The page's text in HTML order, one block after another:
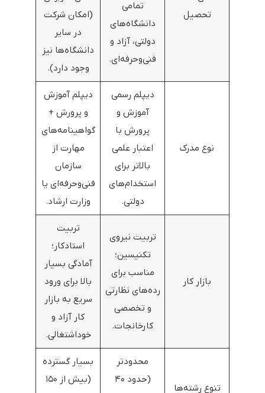
تحصیل
تمامی
دانشگاه‌های
دولتی، آزاد و
فنی‌وحرفه‌ای.
(امکان شرکت
در سایر
دانشگاه‌ها نیز
وجود دارد).
نوع مدرک
دیپلم رسمی
آموزش و
پرورش با
اعتبار علمی
بالاتر برای
استخدام‌های
دولتی.
دیپلم آموزش
و پرورش +
گواهینامه‌های
مهارت از
سازمان
فنی‌وحرفه‌ای یا
وزارت ارشاد.
بازار کار
تربیت نیروی
تکنیسین؛
مناسب برای
رده‌های نظارتی
و تخصصی
کارخانجات.
تربیت
استادکار؛
آمادگی بسیار
بالا برای ورود
سریع به بازار
کار آزاد و
خوداشتغالی.
تنوع رشته‌ها
محدودتر
(حدود ۴۰
بسیار گسترده
(بیش از ۱۵۰